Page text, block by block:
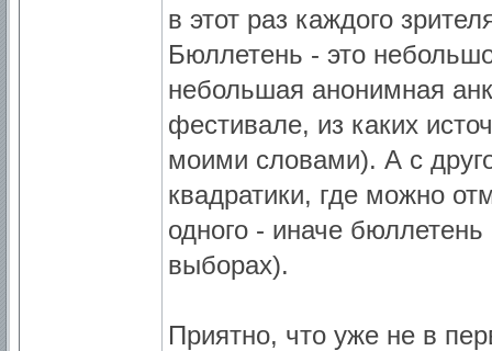
в этот раз каждого
Бюллетень - это
небольшая анонимная
фестивале, из каких
моими словами). А с
квадратики, где можно
одного - иначе
выборах).
Приятно, что уже не в